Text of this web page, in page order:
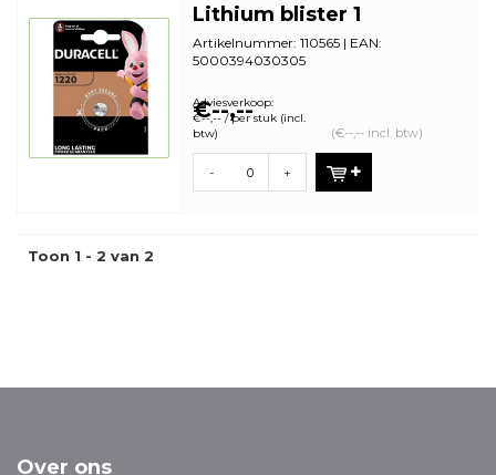
Lithium blister 1
Artikelnummer: 110565 | EAN:
5000394030305
bestelhoeveelheid: 1
€--,--
Adviesverkoop:
€--,-- / per stuk (incl.
btw)
(€--,-- incl. btw)
- +
Toon 1 - 2 van 2
Over ons